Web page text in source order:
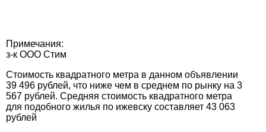
Примечания:
з-к ООО Стим
Стоимость квадратного метра в данном объявлении
39 496 рублей, что ниже чем в среднем по рынку на 3
567 рублей. Средняя стоимость квадратного метра
для подобного жилья по ижевску составляет 43 063
рублей